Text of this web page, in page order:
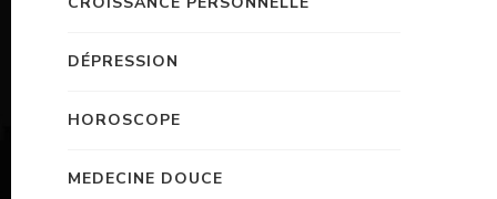
DÉPRESSION
HOROSCOPE
MEDECINE DOUCE